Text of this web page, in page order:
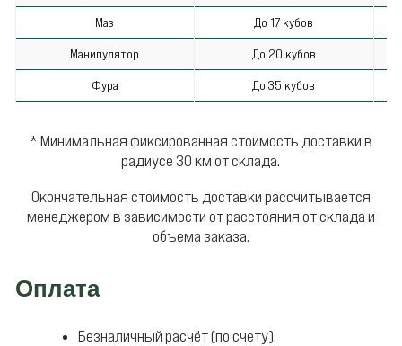
Маз До 17 кубов
Манипулятор До 20 кубов
Фура До 35 кубов
* Минимальная фиксированная стоимость доставки в
радиусе 30 км от склада.
Окончательная стоимость доставки рассчитывается
менеджером в зависимости от расстояния от склада и
объема заказа.
Оплата
Безналичный расчёт (по счету).